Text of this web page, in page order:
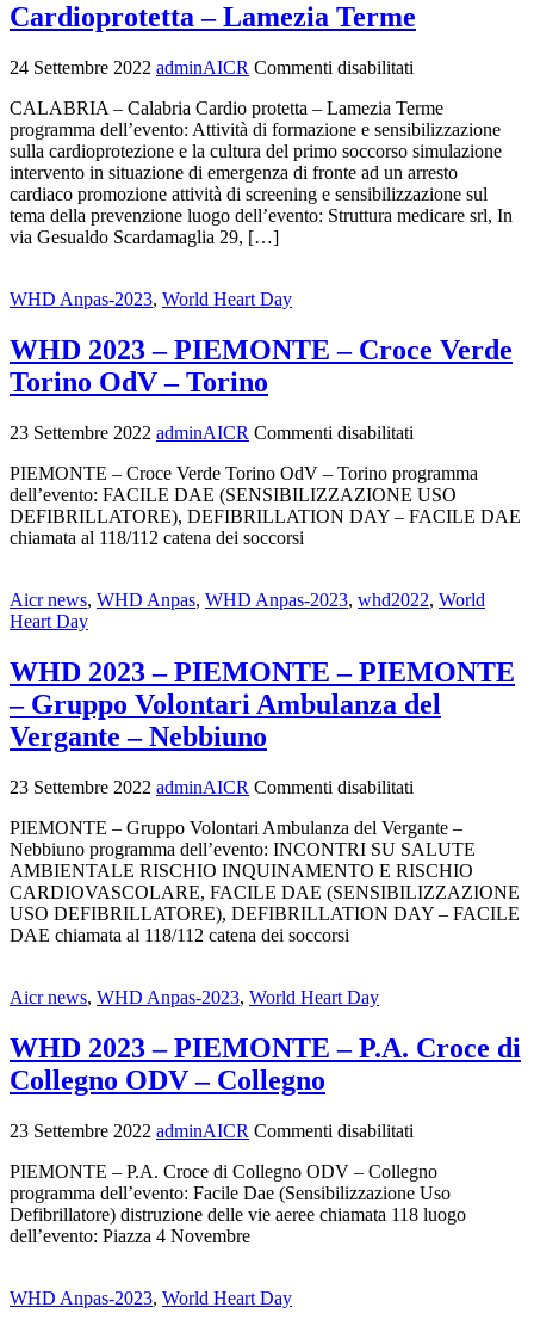
Cardioprotetta – Lamezia Terme
24 Settembre 2022 adminAICR Commenti disabilitati
CALABRIA – Calabria Cardio protetta – Lamezia Terme
programma dell’evento: Attività di formazione e sensibilizzazione
sulla cardioprotezione e la cultura del primo soccorso simulazione
intervento in situazione di emergenza di fronte ad un arresto
cardiaco promozione attività di screening e sensibilizzazione sul
tema della prevenzione luogo dell’evento: Struttura medicare srl, In
via Gesualdo Scardamaglia 29, […]
WHD Anpas-2023, World Heart Day
WHD 2023 – PIEMONTE – Croce Verde
Torino OdV – Torino
23 Settembre 2022 adminAICR Commenti disabilitati
PIEMONTE – Croce Verde Torino OdV – Torino programma
dell’evento: FACILE DAE (SENSIBILIZZAZIONE USO
DEFIBRILLATORE), DEFIBRILLATION DAY – FACILE DAE
chiamata al 118/112 catena dei soccorsi
Aicr news, WHD Anpas, WHD Anpas-2023, whd2022, World
Heart Day
WHD 2023 – PIEMONTE – PIEMONTE
– Gruppo Volontari Ambulanza del
Vergante – Nebbiuno
23 Settembre 2022 adminAICR Commenti disabilitati
PIEMONTE – Gruppo Volontari Ambulanza del Vergante –
Nebbiuno programma dell’evento: INCONTRI SU SALUTE
AMBIENTALE RISCHIO INQUINAMENTO E RISCHIO
CARDIOVASCOLARE, FACILE DAE (SENSIBILIZZAZIONE
USO DEFIBRILLATORE), DEFIBRILLATION DAY – FACILE
DAE chiamata al 118/112 catena dei soccorsi
Aicr news, WHD Anpas-2023, World Heart Day
WHD 2023 – PIEMONTE – P.A. Croce di
Collegno ODV – Collegno
23 Settembre 2022 adminAICR Commenti disabilitati
PIEMONTE – P.A. Croce di Collegno ODV – Collegno
programma dell’evento: Facile Dae (Sensibilizzazione Uso
Defibrillatore) distruzione delle vie aeree chiamata 118 luogo
dell’evento: Piazza 4 Novembre
WHD Anpas-2023, World Heart Day